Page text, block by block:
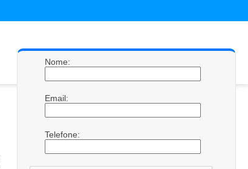
Nome:
Email:
Telefone: